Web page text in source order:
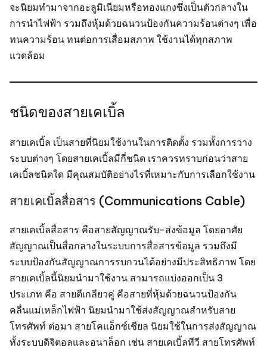
จะนิยมทำมาจากอะลูมิเนียมหรือทองแกงซึ่งเป็นตัวกลางใน
การนำไฟฟ้า รวมถึงหุ้มด้วยฉนวนป้องกันความร้อนต่างๆ เพื่อ
ทนความร้อน ทนต่อการเสื่อมสภาพ ใช้งานได้ทุกสภาพ
แวดล้อม
ชนิดของสายเคเบิ้ล
สายเคเบิ้ล เป็นสายที่นิยมใช้งานในการติดตั้ง รวมทั้งการวาง
ระบบต่างๆ โดยสายเคเบิ้ลมีกี่ชนิด เราควรทราบก่อนว่าสาย
เคเบิ้ลชนิดใด มีคุณสมบัติอย่างไรที่เหมาะกับการเลือกใช้งาน
สายเคเบิ้ลสื่อสาร (Communications Cable)
สายเคเบิ้ลสื่อสาร คือสายสัญญาณรับ-ส่งข้อมูล โดยอาศัย
สัญญาณเป็นสื่อกลางในระบบการสื่อสารข้อมูล รวมถึงมี
ระบบป้องกันสัญญาณการรบกวนได้อย่างมีประสิทธิภาพ โดย
สายเคเบิ้ลนี้นิยมนำมาใช้งาน สามารถแบ่งออกเป็น 3
ประเภท คือ สายตีเกลียวคู่ คือสายที่หุ้มด้วยฉนวนป้องกัน
คลื่นแม่เหล็กไฟฟ้า นิยมนำมาใช้ส่งสัญญาณสำหรับสาย
โทรศัพท์ ต่อมา สายโคแอ็กซ์เชียล นิยมใช้ในการส่งสัญญาณ
ทั้งระบบดิจิตอลและอนาล็อก เช่น สายเคเบิ้ลทีวี สายโทรศัพท์